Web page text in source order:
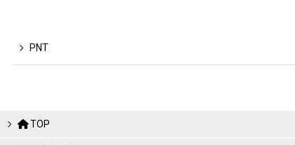
PNT
TOP